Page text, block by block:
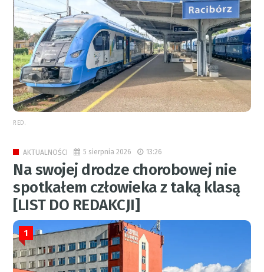
RED.
AKTUALNOŚCI 5 sierpnia 2026 13:26
Na swojej drodze chorobowej nie
spotkałem człowieka z taką klasą
[LIST DO REDAKCJI]
1